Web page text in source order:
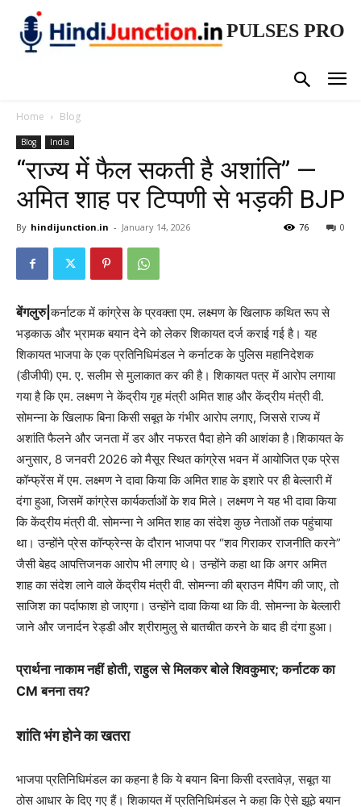
PULSES PRO
Home Blog
Blog India
“राज्य में फैल सकती है अशांति” —
अमित शाह पर टिप्पणी से भड़की BJP
By hindijunction.in - January 14, 2026 0
76
बेंगलुरु|कर्नाटक में कांग्रेस के प्रवक्ता एम. लक्ष्मण के खिलाफ कथित रूप से
भड़काऊ और भ्रामक बयान देने को लेकर शिकायत दर्ज कराई गई है। यह
शिकायत भाजपा के एक प्रतिनिधिमंडल ने कर्नाटक के पुलिस महानिदेशक
(डीजीपी) एम. ए. सलीम से मुलाकात कर की है। शिकायत पत्र में आरोप लगाया
गया है कि एम. लक्ष्मण ने केंद्रीय गृह मंत्री अमित शाह और केंद्रीय मंत्री वी.
सोमन्ना के खिलाफ बिना किसी सबूत के गंभीर आरोप लगाए, जिससे राज्य में
अशांति फैलने और जनता में डर और नफरत पैदा होने की आशंका है।शिकायत के
अनुसार, 8 जनवरी 2026 को मैसूर स्थित कांग्रेस भवन में आयोजित एक प्रेस
कॉन्फ्रेंस में एम. लक्ष्मण ने दावा किया कि अमित शाह के इशारे पर ही बेल्लारी में
दंगा हुआ, जिसमें कांग्रेस कार्यकर्ताओं के शव मिले। लक्ष्मण ने यह भी दावा किया
कि केंद्रीय मंत्री वी. सोमन्ना ने अमित शाह का संदेश कुछ नेताओं तक पहुंचाया
था। उन्होंने प्रेस कॉन्फ्रेन्स के दौरान भाजपा पर “शव गिराकर राजनीति करने”
जैसी बेहद आपत्तिजनक आरोप भी लगाए थे। उन्होंने कहा था कि अगर अमित
शाह का संदेश लाने वाले केंद्रीय मंत्री वी. सोमन्ना की ब्राउन मैपिंग की जाए, तो
साजिश का पर्दाफाश हो जाएगा। उन्होंने दावा किया था कि वी. सोमन्ना के बेल्लारी
जाने और जनार्दन रेड्डी और श्रीरामुलु से बातचीत करने के बाद ही दंगा हुआ।
प्रार्थना नाकाम नहीं होती, राहुल से मिलकर बोले शिवकुमार; कर्नाटक का
CM बनना तय?
शांति भंग होने का खतरा
भाजपा प्रतिनिधिमंडल का कहना है कि ये बयान बिना किसी दस्तावेज़, सबूत या
ठोस आधार के दिए गए हैं। शिकायत में प्रतिनिधिमंडल ने कहा कि ऐसे झूठे बयान